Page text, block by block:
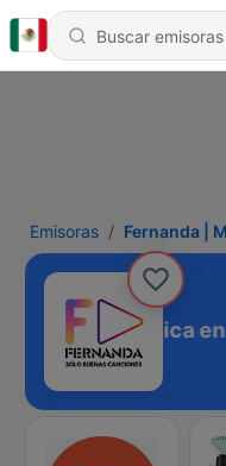
Emisoras Fernanda |
Fernanda | Música en